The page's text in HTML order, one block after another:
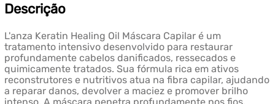
Descrição
L'anza Keratin Healing Oil Máscara Capilar é um
tratamento intensivo desenvolvido para restaurar
profundamente cabelos danificados, ressecados e
quimicamente tratados. Sua fórmula rica em ativos
reconstrutores e nutritivos atua na fibra capilar, ajudando
a reparar danos, devolver a maciez e promover brilho